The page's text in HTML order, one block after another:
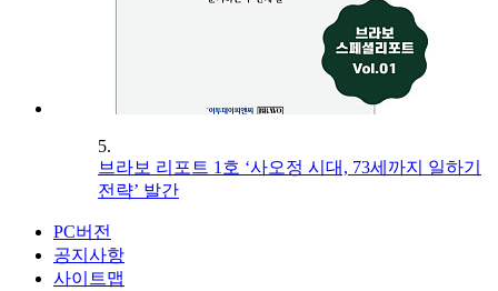
5.
브라보 리포트 1호 ‘사오정 시대, 73세까지 일하기
전략’ 발간
PC버전
공지사항
사이트맵